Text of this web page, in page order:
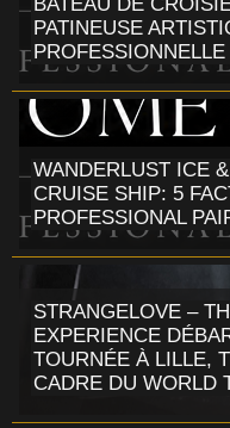
PATINEUSE
WANDERLUST ICE
CRUISE SHIP: 5
PROFESSIONAL
STRANGELOVE –
EXPERIENCE
TOURNÉE À LILLE,
CADRE DU WORLD